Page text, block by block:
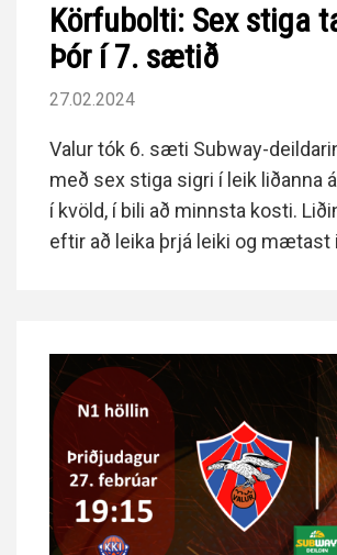
Körfubolti: Sex stiga
Þór í 7. sætið
27.02.2024
Valur tók 6. sæti Subway-
með sex stiga sigri í leik liðanna
í kvöld, í bili að minnsta kosti.
eftir að leika þrjá leiki og mætast